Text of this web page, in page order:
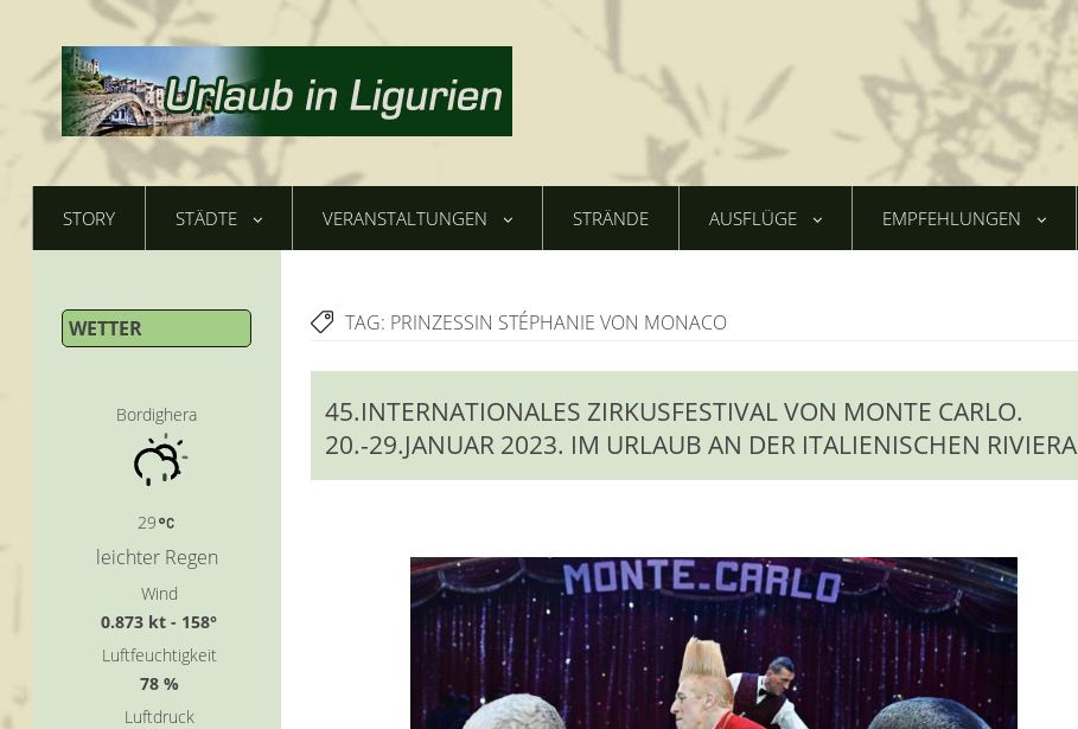
STORY STÄDTE VERANSTALTUNGEN STRÄNDE AUSFLÜGE EMPFEHLUNGEN
WETTER
Bordighera
29
leichter Regen
Wind
0.873 kt - 158°
Luftfeuchtigkeit
78 %
Luftdruck
TAG: PRINZESSIN STÉPHANIE VON MONACO
45.INTERNATIONALES ZIRKUSFESTIVAL VON MONTE CARLO.
20.-29.JANUAR 2023. IM URLAUB AN DER ITALIENISCHEN RIVIERA